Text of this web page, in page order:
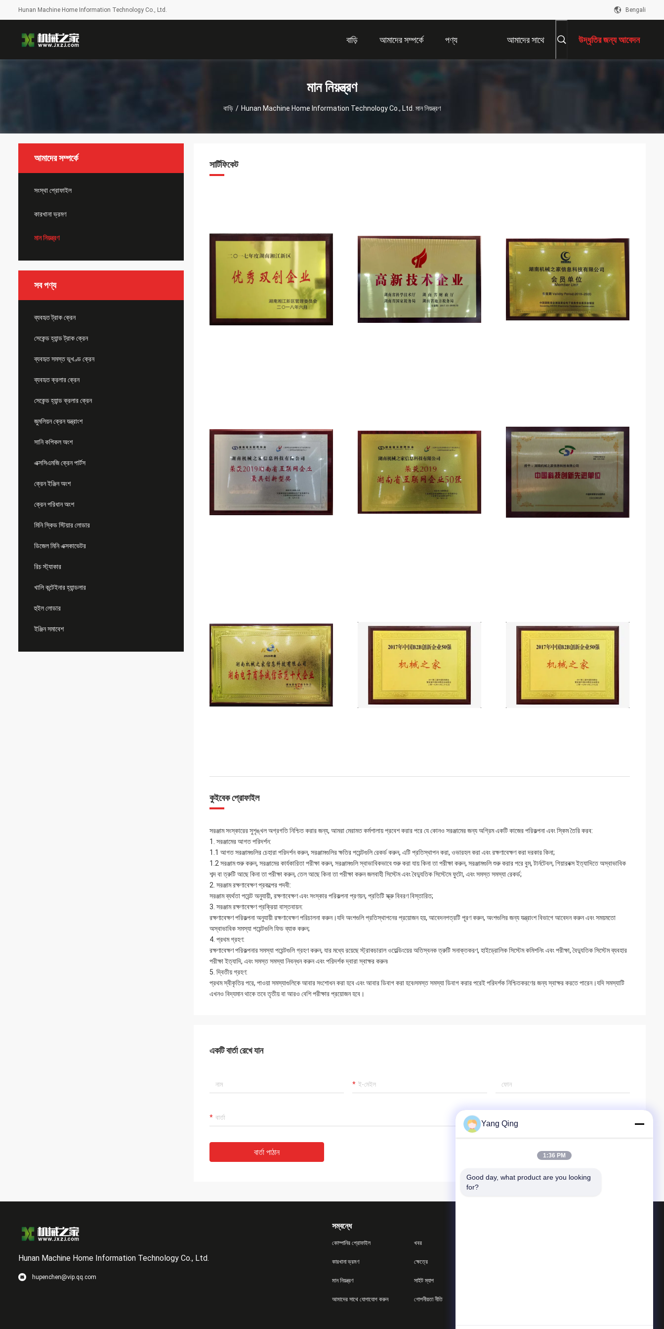
Hunan Machine Home Information Technology Co., Ltd. Bengali
বাড়ি আমাদের সম্পর্কে পণ্য আমাদের সাথে উদ্ধৃতির জন্য আবেদন
মান নিয়ন্ত্রণ
বাড়ি / Hunan Machine Home Information Technology Co., Ltd. মান নিয়ন্ত্রণ
আমাদের সম্পর্কে
সংস্থা প্রোফাইল
কারখানা ভ্রমণ
মান নিয়ন্ত্রণ
সব পণ্য
ব্যবহৃত ট্রাক ক্রেন
সেকেন্ড হ্যান্ড ট্রাক ক্রেন
ব্যবহৃত সমস্ত ভূখণ্ড ক্রেন
ব্যবহৃত ক্রলার ক্রেন
সেকেন্ড হ্যান্ড ক্রলার ক্রেন
জুমলিয়ন ক্রেন যন্ত্রাংশ
সানি কপিকল অংশ
এক্সসিএমজি ক্রেন পার্টস
ক্রেন ইঞ্জিন অংশ
ক্রেন পরিধান অংশ
মিনি স্কিড স্টিয়ার লোডার
ডিজেল মিনি এক্সকাভেটর
রিচ স্ট্যাকার
খালি কন্টেইনার হ্যান্ডলার
হুইল লোডার
ইঞ্জিন সমাবেশ
সার্টিফিকেট
কুইবেক প্রোফাইল
সরঞ্জাম সংস্কারের সুশৃঙ্খল অগ্রগতি নিশ্চিত করার জন্য, আমরা মেরামত কর্মশালায় প্রবেশ করার পরে যে কোনও সরঞ্জামের জন্য অগ্রিম একটি কাজের পরিকল্পনা এবং স্কিম তৈরি করব:
1. সরঞ্জামের আগত পরিদর্শন:
1.1 আগত সরঞ্জামগুলির চেহারা পরিদর্শন করুন, সরঞ্জামগুলির ক্ষতির পয়েন্টগুলি রেকর্ড করুন, এটি প্রতিস্থাপন করা, ওভারহল করা এবং রক্ষণাবেক্ষণ করা দরকার কিনা;
1.2 সরঞ্জাম শুরু করুন, সরঞ্জামের কার্যকারিতা পরীক্ষা করুন, সরঞ্জামগুলি স্বাভাবিকভাবে শুরু করা যায় কিনা তা পরীক্ষা করুন, সরঞ্জামগুলি শুরু করার পরে বুম, টার্নটেবল, গিয়ারবক্স ইত্যাদিতে অস্বাভাবিক
শব্দ বা ত্রুটি আছে কিনা তা পরীক্ষা করুন, তেল আছে কিনা তা পরীক্ষা করুন জলবাহী সিস্টেম এবং বৈদ্যুতিক সিস্টেমে ফুটো, এবং সমস্ত সমস্যা রেকর্ড;
2. সরঞ্জাম রক্ষণাবেক্ষণ প্রকল্পের পদবী:
সরঞ্জাম ব্যর্থতা পয়েন্ট অনুযায়ী, রক্ষণাবেক্ষণ এবং সংস্কার পরিকল্পনা প্রণয়ন, প্রতিটি স্ক্রু বিবরণ বিস্তারিত;
3. সরঞ্জাম রক্ষণাবেক্ষণ প্রক্রিয়া বাস্তবায়ন:
রক্ষণাবেক্ষণ পরিকল্পনা অনুযায়ী রক্ষণাবেক্ষণ পরিচালনা করুন।যদি অংশগুলি প্রতিস্থাপনের প্রয়োজন হয়, আবেদনপত্রটি পূরণ করুন, অংশগুলির জন্য যন্ত্রাংশ বিভাগে আবেদন করুন এবং সময়মতো
অস্বাভাবিক সমস্যা পয়েন্টগুলি ফিড ব্যাক করুন;
4. প্রথম গ্রহণ:
রক্ষণাবেক্ষণ পরিকল্পনার সমস্যা পয়েন্টগুলি গ্রহণ করুন, যার মধ্যে রয়েছে স্ট্রাকচারাল ওয়েল্ডিংয়ের অতিস্বনক ত্রুটি সনাক্তকরণ, হাইড্রোলিক সিস্টেম কমিশনিং এবং পরীক্ষা, বৈদ্যুতিক সিস্টেম ব্যবহার
পরীক্ষা ইত্যাদি, এবং সমস্ত সমস্যা নিবন্ধন করুন এবং পরিদর্শক দ্বারা স্বাক্ষর করুন৷
5. দ্বিতীয় গ্রহণ:
প্রথম স্বীকৃতির পরে, পাওয়া সমস্যাগুলিকে আবার সংশোধন করা হবে এবং আবার ডিবাগ করা হবে৷সমস্ত সমস্যা ডিবাগ করার পরেই পরিদর্শক নিশ্চিতকরণের জন্য স্বাক্ষর করতে পারেন।যদি সমস্যাটি
এখনও বিদ্যমান থাকে তবে তৃতীয় বা আরও বেশি পরীক্ষার প্রয়োজন হবে।
একটি বার্তা রেখে যান
বার্তা পাঠান
Hunan Machine Home Information Technology Co., Ltd.
hupenchen@vip.qq.com
সম্বন্ধে
কোম্পানির প্রোফাইল
কারখানা ভ্রমণ
মান নিয়ন্ত্রণ
আমাদের সাথে যোগাযোগ করুন
খবর
ক্ষেত্রে
সাইট ম্যাপ
গোপনীয়তা নীতি
Yang Qing
1:36 PM
Good day, what product are you looking
for?